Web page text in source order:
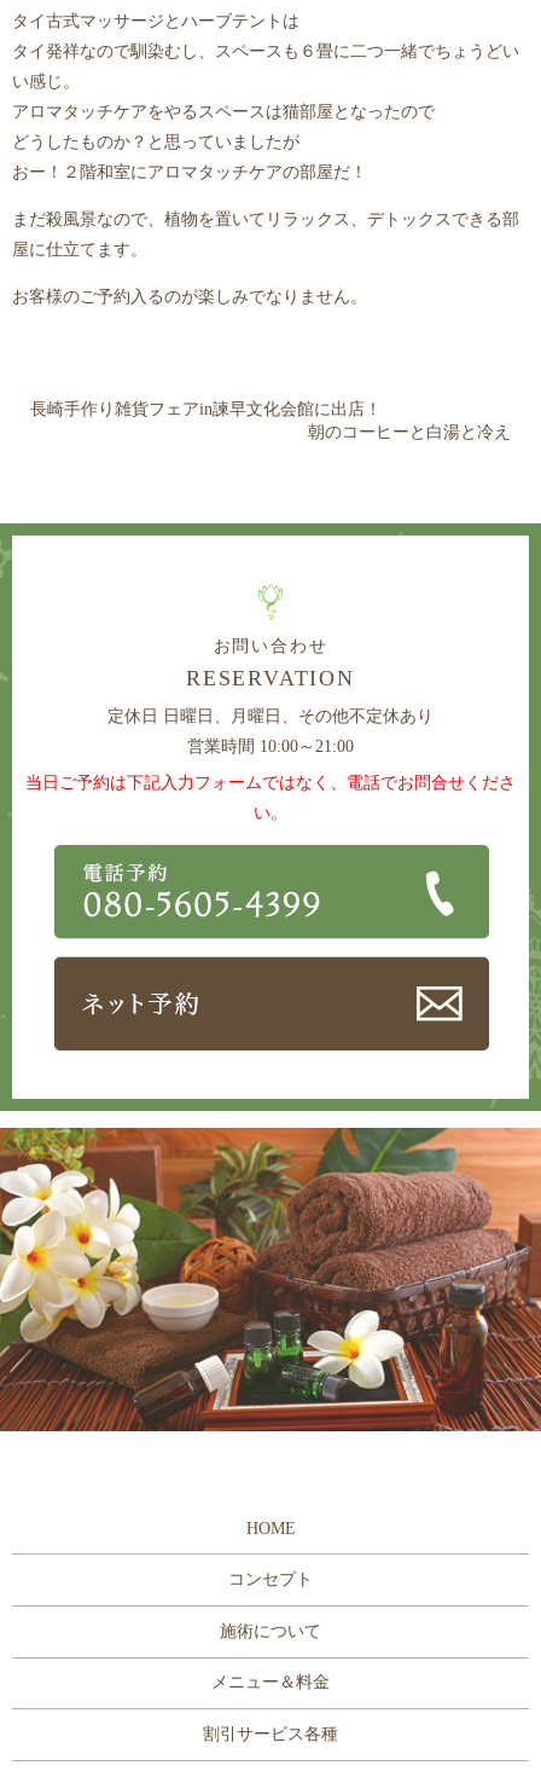
タイ古式マッサージとハーブテントは
タイ発祥なので馴染むし、スペースも６畳に二つ一緒でちょうどい
い感じ。
アロマタッチケアをやるスペースは猫部屋となったので
どうしたものか？と思っていましたが
おー！２階和室にアロマタッチケアの部屋だ！
まだ殺風景なので、植物を置いてリラックス、デトックスできる部
屋に仕立てます。
お客様のご予約入るのが楽しみでなりません。
長崎手作り雑貨フェアin諫早文化会館に出店！
朝のコーヒーと白湯と冷え
お問い合わせ
RESERVATION
定休日 日曜日、月曜日、その他不定休あり
営業時間 10:00～21:00
当日ご予約は下記入力フォームではなく、電話でお問合せくださ
い。
HOME
コンセプト
施術について
メニュー＆料金
割引サービス各種